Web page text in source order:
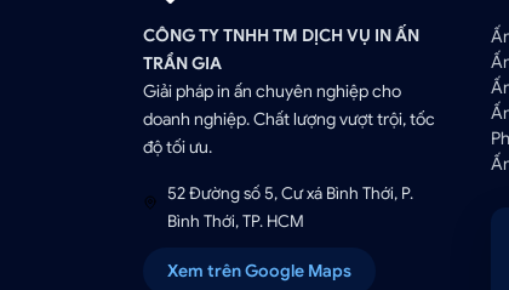
CÔNG TY TNHH TM DỊCH VỤ IN ẤN
TRẦN GIA
Giải pháp in ấn chuyên nghiệp cho
doanh nghiệp. Chất lượng vượt trội, tốc
độ tối ưu.
52 Đường số 5, Cư xá Bình Thới, P.
Bình Thới, TP. HCM
Xem trên Google Maps